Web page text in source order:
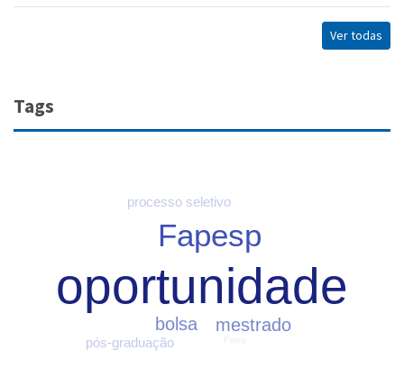
Ver todas
Tags
oportunidade
Fapesp
bolsa mestrado
pós-graduação
processo seletivo